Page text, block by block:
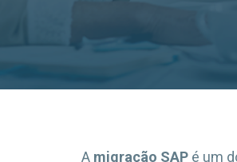
A migração SAP é um